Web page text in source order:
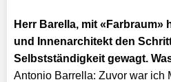
Herr Barella, mit «Farbraum»
und Innenarchitekt den
Selbstständigkeit gewagt.
Antonio Barrella: Zuvor war ich